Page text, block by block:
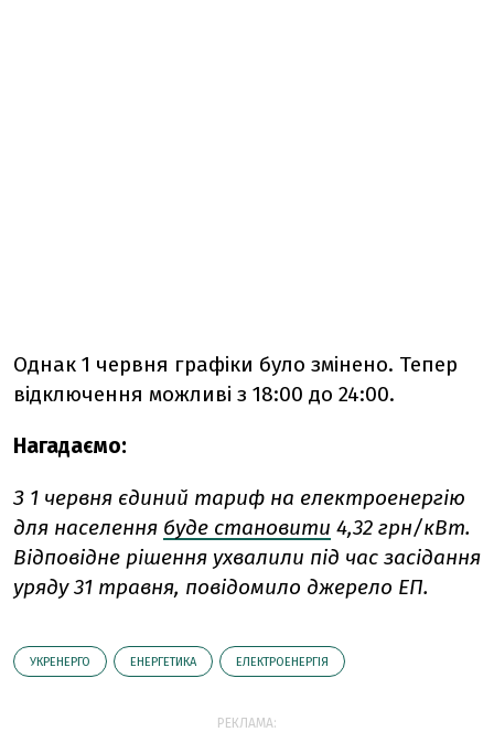
Однак 1 червня графіки було змінено. Тепер
відключення можливі з 18:00 до 24:00.
Нагадаємо:
З 1 червня єдиний тариф на електроенергію
для населення буде становити 4,32 грн/кВт.
Відповідне рішення ухвалили під час засідання
уряду 31 травня, повідомило джерело ЕП.
УКРЕНЕРГО ЕНЕРГЕТИКА ЕЛЕКТРОЕНЕРГІЯ
РЕКЛАМА: